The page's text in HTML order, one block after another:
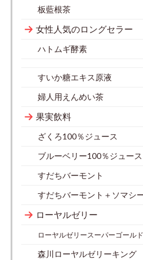
板藍根茶
女性人気のロングセラー
ハトムギ酵素
すいか糖エキス原液
婦人用えんめい茶
果実飲料
ざくろ100％ジュース
ブルーベリー100％ジュース
すだちバーモント
すだちバーモント＋ソマシ
ローヤルゼリー
ローヤルゼリースーパーゴール
森川ローヤルゼリーキング